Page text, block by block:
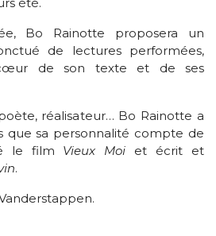
Bo Rainotte proposera un
de lectures performées,
de son texte et de ses
réalisateur… Bo Rainotte a
que sa personnalité compte de
le film Vieux Moi et écrit et
.